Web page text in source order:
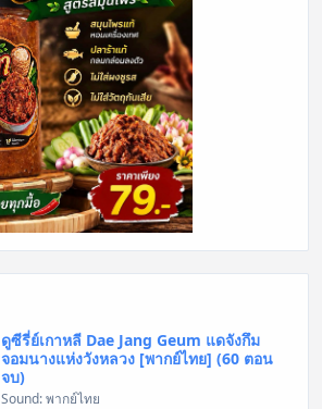
ดูซีรี่ย์เกาหลี Dae Jang Geum แดจังกึม
จอมนางแห่งวังหลวง [พากย์ไทย] (60 ตอน
จบ)
Sound: พากย์ไทย